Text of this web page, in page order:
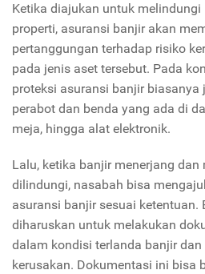
Ketika diajukan untuk
properti, asuransi banjir akan
pertanggungan terhadap risiko
pada jenis aset tersebut. Pada
proteksi asuransi banjir biasanya
perabot dan benda yang ada di
meja, hingga alat elektronik.
Lalu, ketika banjir menerjang dan
dilindungi, nasabah bisa
asuransi banjir sesuai ketentuan.
diharuskan untuk melakukan
dalam kondisi terlanda banjir
kerusakan. Dokumentasi ini bisa